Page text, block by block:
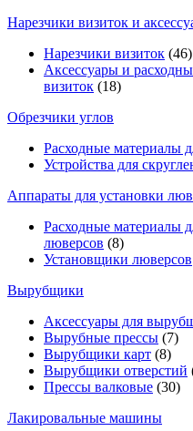
Нарезчики визиток и
Нарезчики визиток (46)
Аксессуары и
визиток (18)
Обрезчики углов
Расходные материалы
Устройства для
Аппараты для установки
Расходные материалы
люверсов (8)
Установщики люверсов
Вырубщики
Аксессуары для
Вырубные прессы (7)
Вырубщики карт (8)
Вырубщики отверстий
Прессы валковые (30)
Лакировальные машины